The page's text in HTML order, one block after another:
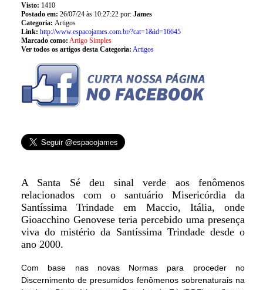
Visto: 1410
Postado em: 26/07/24 às 10:27:22 por: James
Categoria: Artigos
Link: http://www.espacojames.com.br/?cat=1&id=16645
Marcado como: Artigo Simples
Ver todos os artigos desta Categoria: Artigos
A Santa Sé deu sinal verde aos fenômenos
relacionados com o santuário Misericórdia da
Santíssima Trindade em Maccio, Itália, onde
Gioacchino Genovese teria percebido uma presença
viva do mistério da Santíssima Trindade desde o
ano 2000.
Com base nas novas Normas para proceder no
Discernimento de presumidos fenômenos sobrenaturais na